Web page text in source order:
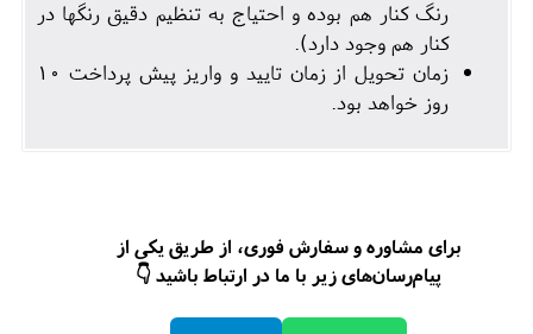
رنگ کنار هم بوده و احتیاج به تنظیم دقیق رنگها در
کنار هم وجود دارد).
زمان تحویل از زمان تایید و واریز پیش پرداخت 10
روز خواهد بود.
برای مشاوره و سفارش فوری، از طریق یکی از
پیام‌رسان‌های زیر با ما در ارتباط باشید 👇